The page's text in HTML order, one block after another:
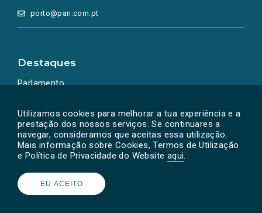
Utilizamos cookies para melhorar a tua experiência e a
prestação dos nossos serviços. Se continuares a
navegar, consideramos que aceitas essa utilização.
Mais informação sobre Cookies, Termos de Utilização
e Política de Privacidade do Website aqui.
EU ACEITO
porto@pan.com.pt
Destaques
Parlamento
Powered by © PAN 2026